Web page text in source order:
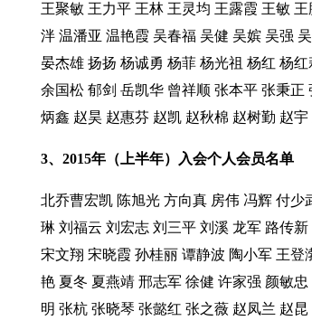
王聚敏 王力平 王林 王灵均 王露霞 王敏 王
泮 温潘亚 温艳霞 吴春福 吴健 吴嫔 吴强
晏杰雄 扬扬 杨诚勇 杨菲 杨光祖 杨红 杨红
余国松 郁剑 岳凯华 曾祥顺 张本平 张秉正
炳鑫 赵昊 赵惠芬 赵凯 赵秋棉 赵树勤 赵宇
3、2015年（上半年）入会个人会员名单
北乔曹宏凯 陈旭光 方向真 房伟 冯辉 付少
琳 刘福云 刘宏志 刘三平 刘溪 龙军 路传新
宋文翔 宋晓霞 孙桂丽 谭静波 陶小军 王登
艳 夏冬 夏燕靖 邢志军 徐健 许家强 颜敏忠
明 张杭 张晓琴 张懿红 张之薇 赵凤兰 赵昆